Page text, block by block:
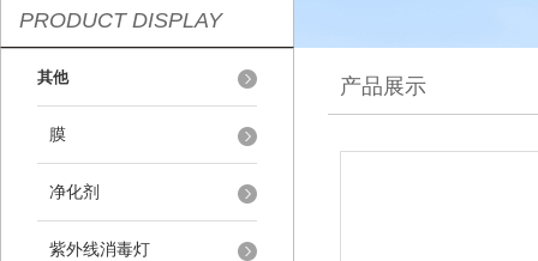
PRODUCT DISPLAY
其他
膜
净化剂
紫外线消毒灯
产品展示